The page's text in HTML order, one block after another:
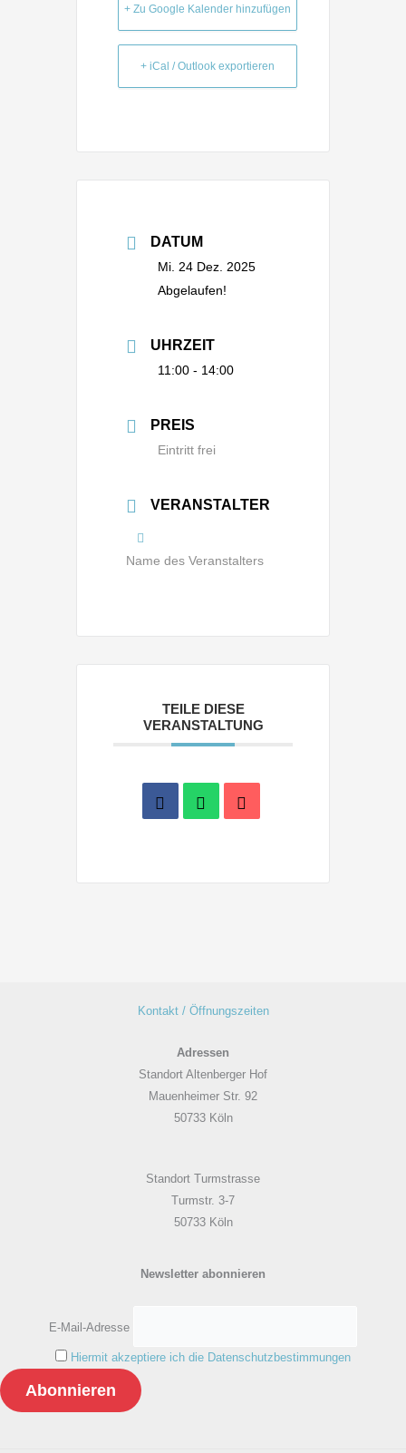
+ Zu Google Kalender hinzufügen
+ iCal / Outlook exportieren
DATUM
Mi. 24 Dez. 2025
Abgelaufen!
UHRZEIT
11:00 - 14:00
PREIS
Eintritt frei
VERANSTALTER
Name des Veranstalters
TEILE DIESE
VERANSTALTUNG
Kontakt / Öffnungszeiten
Adressen
Standort Altenberger Hof
Mauenheimer Str. 92
50733 Köln
Standort Turmstrasse
Turmstr. 3-7
50733 Köln
Newsletter abonnieren
E-Mail-Adresse
Hiermit akzeptiere ich die Datenschutzbestimmungen